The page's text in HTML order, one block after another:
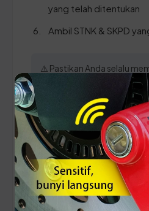
yang telah ditentukan
Ambil STNK & SKPD
⚠️ Pastikan Anda selalu
untuk verifikasi di loket dan
kesesuaian data pada
meninggalkan area
Panduan Pajak 5
(Ganti Plat) di
Tengah